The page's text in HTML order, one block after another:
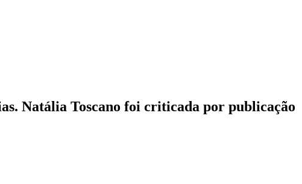
Natália Toscano foi criticada por publicação